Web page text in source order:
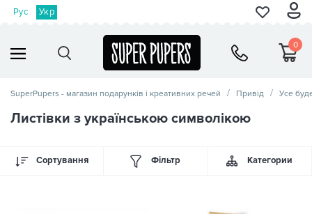
Рус Укр
0
SuperPupers - магазин подарунків і креативних речей Привід Усе
Листівки з українською символікою
Сортування Фільтр Категории